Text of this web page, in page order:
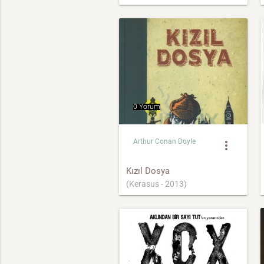
0 Yorum
Arthur Conan Doyle more_vert
Kızıl Dosya
(Kerasus - 2013)